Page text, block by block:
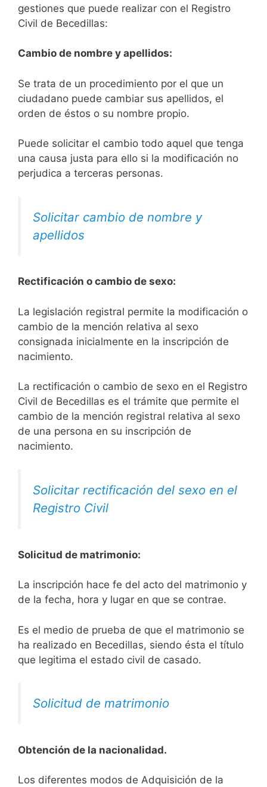
gestiones que puede realizar con el Registro
Civil de Becedillas:
Cambio de nombre y apellidos:
Se trata de un procedimiento por el que un
ciudadano puede cambiar sus apellidos, el
orden de éstos o su nombre propio.
Puede solicitar el cambio todo aquel que tenga
una causa justa para ello si la modificación no
perjudica a terceras personas.
Solicitar cambio de nombre y
apellidos
Rectificación o cambio de sexo:
La legislación registral permite la modificación o
cambio de la mención relativa al sexo
consignada inicialmente en la inscripción de
nacimiento.
La rectificación o cambio de sexo en el Registro
Civil de Becedillas es el trámite que permite el
cambio de la mención registral relativa al sexo
de una persona en su inscripción de
nacimiento.
Solicitar rectificación del sexo en el
Registro Civil
Solicitud de matrimonio:
La inscripción hace fe del acto del matrimonio y
de la fecha, hora y lugar en que se contrae.
Es el medio de prueba de que el matrimonio se
ha realizado en Becedillas, siendo ésta el título
que legitima el estado civil de casado.
Solicitud de matrimonio
Obtención de la nacionalidad.
​​​Los diferentes modos de Adquisición de la